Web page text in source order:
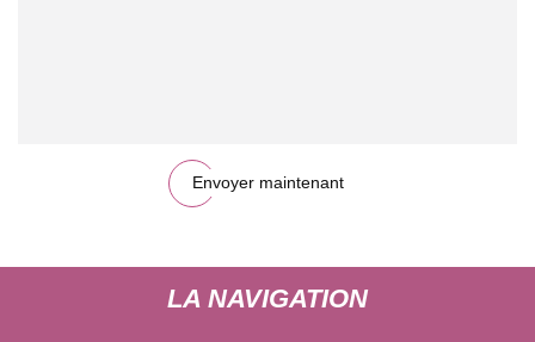
Envoyer maintenant
LA NAVIGATION